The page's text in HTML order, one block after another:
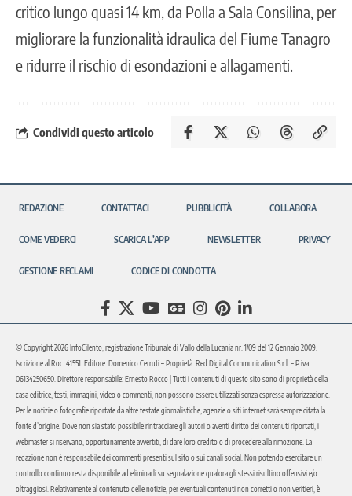
critico lungo quasi 14 km, da Polla a Sala Consilina, per
migliorare la funzionalità idraulica del Fiume Tanagro
e ridurre il rischio di esondazioni e allagamenti.
Condividi questo articolo
REDAZIONE CONTATTACI PUBBLICITÀ COLLABORA
COME VEDERCI SCARICA L’APP NEWSLETTER PRIVACY
GESTIONE RECLAMI CODICE DI CONDOTTA
© Copyright 2026 InfoCilento, registrazione Tribunale di Vallo della Lucania nr. 1/09 del 12 Gennaio 2009.
Iscrizione al Roc: 41551. Editore: Domenico Cerruti – Proprietà: Red Digital Communication S.r.l. – P.iva
06134250650. Direttore responsabile: Ernesto Rocco | Tutti i contenuti di questo sito sono di proprietà della
casa editrice, testi, immagini, video o commenti, non possono essere utilizzati senza espressa autorizzazione.
Per le notizie o fotografie riportate da altre testate giornalistiche, agenzie o siti internet sarà sempre citata la
fonte d’origine. Dove non sia stato possibile rintracciare gli autori o aventi diritto dei contenuti riportati, i
webmaster si riservano, opportunamente avvertiti, di dare loro credito o di procedere alla rimozione. La
redazione non è responsabile dei commenti presenti sul sito o sui canali social. Non potendo esercitare un
controllo continuo resta disponibile ad eliminarli su segnalazione qualora gli stessi risultino offensivi e/o
oltraggiosi. Relativamente al contenuto delle notizie, per eventuali contenuti non corretti o non veritieri, è